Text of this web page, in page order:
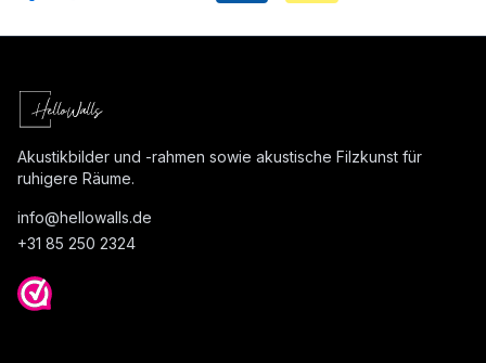
Akustikbilder und -rahmen sowie akustische Filzkunst für
ruhigere Räume.
info@hellowalls.de
+31 85 250 2324